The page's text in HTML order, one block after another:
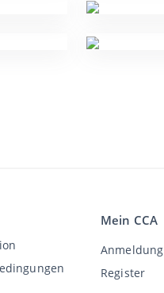
Mein CCA
Anmeldung
Register